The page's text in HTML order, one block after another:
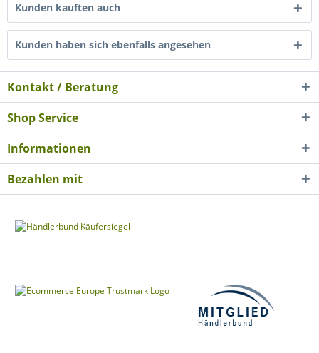
Kunden kauften auch
Kunden haben sich ebenfalls angesehen
Kontakt / Beratung
Shop Service
Informationen
Bezahlen mit